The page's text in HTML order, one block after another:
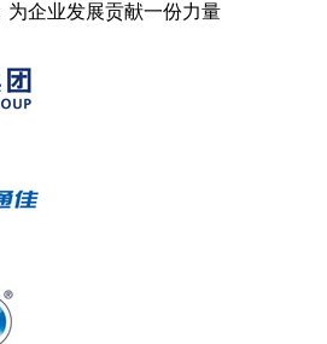
为企业发展贡献一份力量